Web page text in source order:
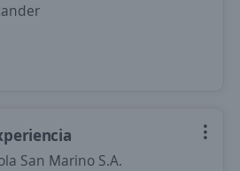
San Marino S.A.